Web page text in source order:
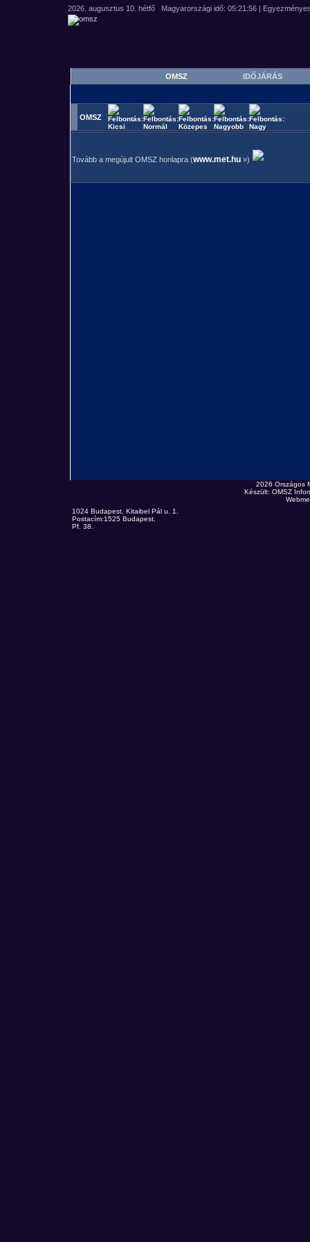
OMSZ IDŐJÁRÁS
OMSZ
Tovább a megújult OMSZ honlapra (www.met.hu»)
2026
Készült: OMSZ
1024 Budapest, Kitaibel Pál u. 1.
Postacím:1525 Budapest,
Pf. 38.